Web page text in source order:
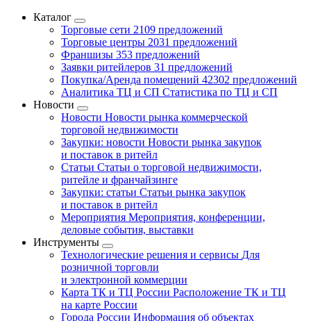
Каталог
Торговые сети 2109 предложений
Торговые центры 2031 предложений
Франшизы 353 предложений
Заявки ритейлеров 31 предложений
Покупка/Аренда помещений 42302 предложений
Аналитика ТЦ и СП Статистика по ТЦ и СП
Новости
Новости Новости рынка коммерческой
торговой недвижимости
Закупки: новости Новости рынка закупок
и поставок в ритейл
Статьи Статьи о торговой недвижимости,
ритейле и франчайзинге
Закупки: статьи Статьи рынка закупок
и поставок в ритейл
Мероприятия Мероприятия, конференции,
деловые события, выставки
Инструменты
Технологические решения и сервисы Для
розничной торговли
и электронной коммерции
Карта ТК и ТЦ России Расположение ТК и ТЦ
на карте России
Города России Информация об объектах